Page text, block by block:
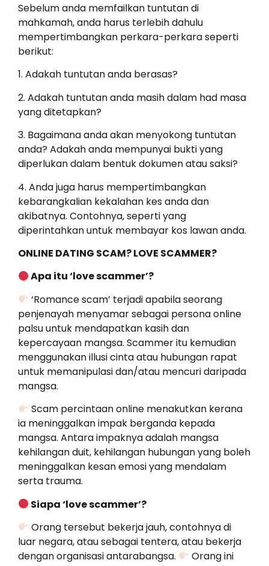
Sebelum anda memfailkan tuntutan di
mahkamah, anda harus terlebih dahulu
mempertimbangkan perkara-perkara seperti
berikut:
1. Adakah tuntutan anda berasas?
2. Adakah tuntutan anda masih dalam had masa
yang ditetapkan?
3. Bagaimana anda akan menyokong tuntutan
anda? Adakah anda mempunyai bukti yang
diperlukan dalam bentuk dokumen atau saksi?
4. Anda juga harus mempertimbangkan
kebarangkalian kekalahan kes anda dan
akibatnya. Contohnya, seperti yang
diperintahkan untuk membayar kos lawan anda.
ONLINE DATING SCAM? LOVE SCAMMER?
Apa itu ‘love scammer’?
‘Romance scam’ terjadi apabila seorang
penjenayah menyamar sebagai persona online
palsu untuk mendapatkan kasih dan
kepercayaan mangsa. Scammer itu kemudian
menggunakan illusi cinta atau hubungan rapat
untuk memanipulasi dan/atau mencuri daripada
mangsa.
Scam percintaan online menakutkan kerana
ia meninggalkan impak berganda kepada
mangsa. Antara impaknya adalah mangsa
kehilangan duit, kehilangan hubungan yang boleh
meninggalkan kesan emosi yang mendalam
serta trauma.
Siapa ‘love scammer’?
Orang tersebut bekerja jauh, contohnya di
luar negara, atau sebagai tentera, atau bekerja
dengan organisasi antarabangsa.
Orang ini